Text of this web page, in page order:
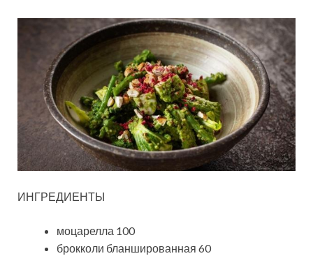
ИНГРЕДИЕНТЫ
моцарелла 100
брокколи бланшированная 60